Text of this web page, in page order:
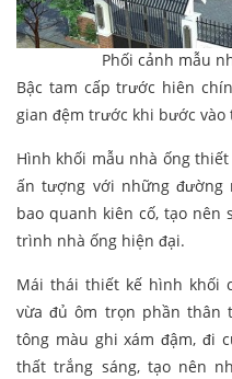
Phối cảnh mẫu
Bậc tam cấp trước hiên
gian đệm trước khi bước vào
Hình khối mẫu nhà ống
ấn tượng với những
bao quanh kiên cố, tạo nên
trình nhà ống hiện đại.
Mái thái thiết kế hình khối
vừa đủ ôm trọn phần thân
tông màu ghi xám đậm, đi
thất trắng sáng, tạo nên